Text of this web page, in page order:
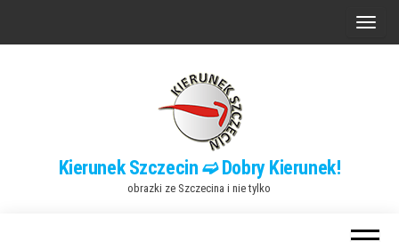
P
n
Kierunek Szczecin ➫ Dobry Kierunek!
obrazki ze Szczecina i nie tylko